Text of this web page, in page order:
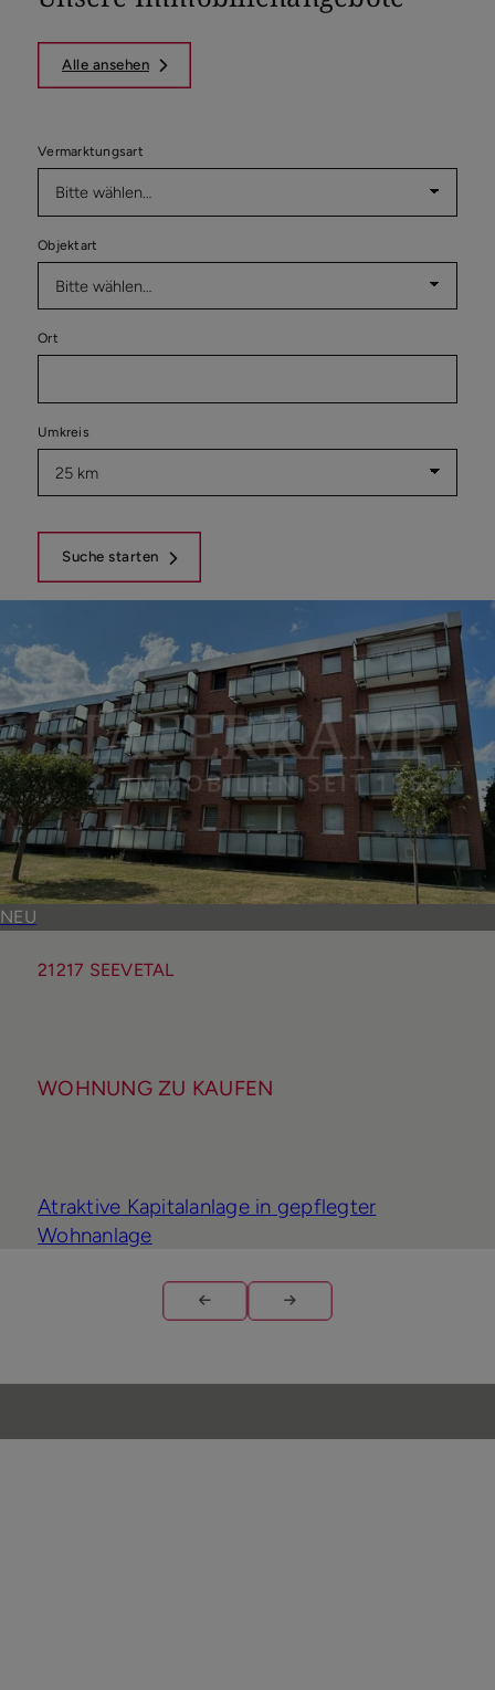
Alle ansehen
Vermarktungsart
Objektart
Ort
Umkreis
Suche starten
NEU
21217 SEEVETAL
WOHNUNG ZU KAUFEN
Atraktive Kapitalanlage in gepflegter
Wohnanlage
ca. 42 m² 2 119.000 €